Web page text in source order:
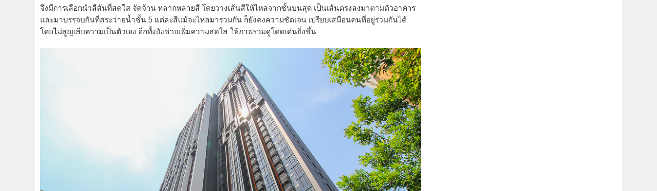
จึงมีการเลือกนำสีสันที่สดใส จัดจ้าน หลากหลายสี โดยวางเส้นสีให้ไหลจากชั้นบนสุด เป็นเส้นตรงลงมาตามตัวอาคาร
และมาบรรจบกันที่สระว่ายน้ำชั้น 5 แต่ละสีแม้จะไหลมารวมกัน ก็ยังคงความชัดเจน เปรียบเสมือนคนที่อยู่ร่วมกันได้
โดยไม่สูญเสียความเป็นตัวเอง อีกทั้งยังช่วยเพิ่มความสดใส ให้ภาพรวมดูโดดเด่นยิ่งขึ้น